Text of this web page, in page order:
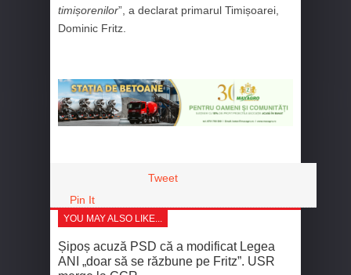
timișorenilor”, a declarat primarul Timișoarei,
Dominic Fritz.
Tweet
Pin It
YOU MAY ALSO LIKE...
Șipoș acuză PSD că a modificat Legea
ANI „doar să se răzbune pe Fritz”. USR